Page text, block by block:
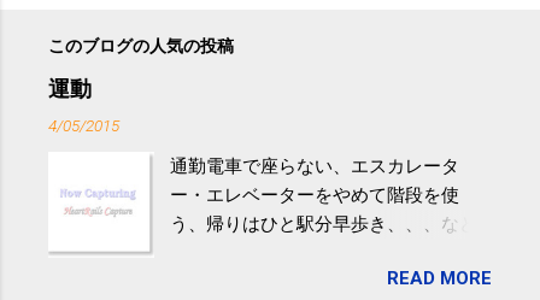
このブログの人気の投稿
運動
4/05/2015
通勤電車で座らない、エスカレータ
ー・エレベーターをやめて階段を使
う、帰りはひと駅分早歩き、、、など
やすい。 スポーツウェア・シューズで
READ MORE